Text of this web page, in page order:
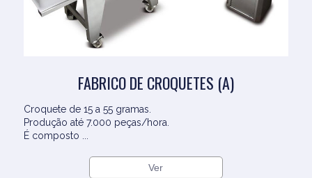
FABRICO DE CROQUETES (A)
Croquete de 15 a 55 gramas.
Produção até 7.000 peças/hora.
É composto ...
Ver